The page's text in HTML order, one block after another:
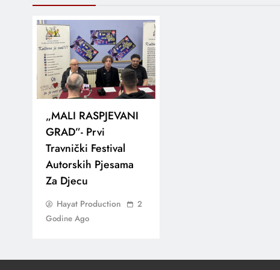
„MALI RASPJEVANI
GRAD”- Prvi
Travnički Festival
Autorskih Pjesama
Za Djecu
Hayat Production
2
Godine Ago